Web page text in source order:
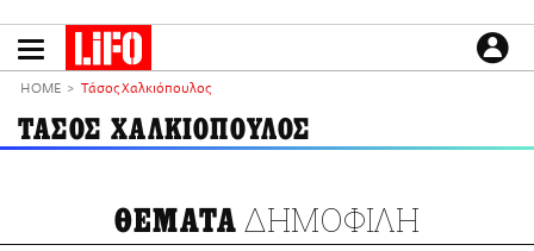
το
ΕΙΔΗΣΕΙΣ
CULTURE
PODCASTS
HOME Τάσος Χαλκιόπουλος
ΤΑΣΟΣ ΧΑΛΚΙΟΠΟΥΛΟΣ
ΘΕΜΑΤΑ ΔΗΜΟΦΙΛΗ